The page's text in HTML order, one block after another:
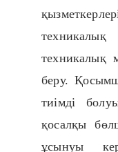
техникалық
беру.
тиімді
қосалқы
ұсынуы